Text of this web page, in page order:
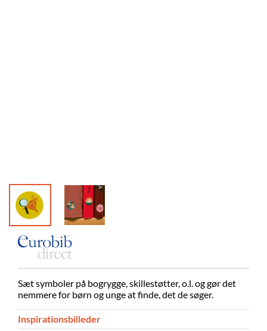
Sæt symboler på bogrygge, skillestøtter, o.l. og gør det
nemmere for børn og unge at finde, det de søger.
Inspirationsbilleder